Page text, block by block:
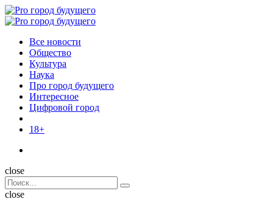
Menu
Поиск
Menu
Pro
Все новости
Общество
Культура
Наука
Про город будущего
Интересное
Цифровой город
18+
Поиск
close
Search
for:
Поиск
close